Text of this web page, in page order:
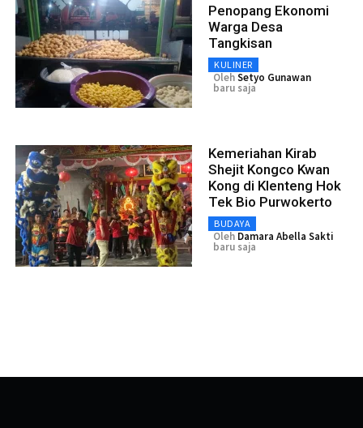
Penopang Ekonomi
Warga Desa
Tangkisan
KULINER
OlehSetyo Gunawan
baru saja
Kemeriahan Kirab
Shejit Kongco Kwan
Kong di Klenteng Hok
Tek Bio Purwokerto
BUDAYA
Oleh Damara Abella Sakti
baru saja